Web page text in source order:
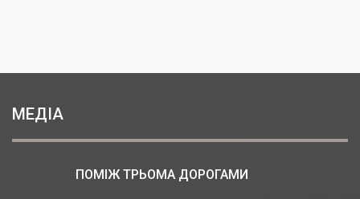
МЕДІА
ПОМІЖ ТРЬОМА ДОРОГАМИ